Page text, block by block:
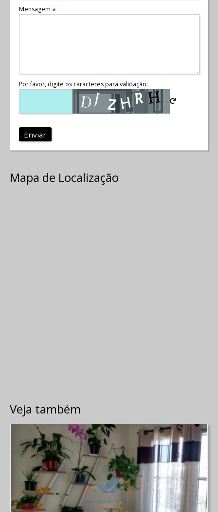
Mensagem *
Por favor, digite os caracteres para validação:
Enviar
Mapa de Localização
Veja também